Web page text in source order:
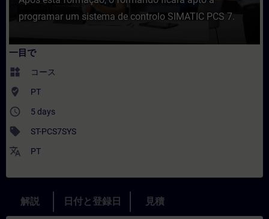
programar um sistema de controlo SIMATIC PCS 7.
一目で
widgets コース
where_to_vote PT
access_time 5 days
sell ST-PCS7SYS
translate PT
解説 日付と登録日 見積